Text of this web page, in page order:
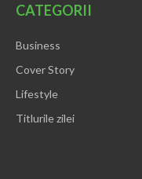
CATEGORII
Business
Cover Story
Lifestyle
Titlurile zilei